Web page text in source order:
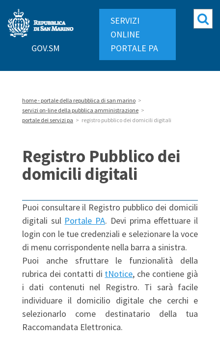
Repubblica
di
GOV.SM
SERVIZI
ONLINE
PORTALE PA
home - portale della repubblica di san marino >
servizi on-line della pubblica amministrazione >
portale dei servizi pa > registro pubblico dei domicili digitali
Registro Pubblico dei
domicili digitali
Puoi consultare il Registro pubblico dei domicili
digitali sul Portale PA. Devi prima effettuare il
login con le tue credenziali e selezionare la voce
di menu corrispondente nella barra a sinistra.
Puoi anche sfruttare le funzionalità della
rubrica dei contatti di tNotice, che contiene già
i dati contenuti nel Registro. Ti sarà facile
individuare il domicilio digitale che cerchi e
selezionarlo come destinatario della tua
Raccomandata Elettronica.